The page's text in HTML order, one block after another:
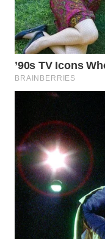
WN
LIKUPANG
WN
LABUANBAJO
BORNEO
Wahana
Media
Group
WAHANA
NEWS